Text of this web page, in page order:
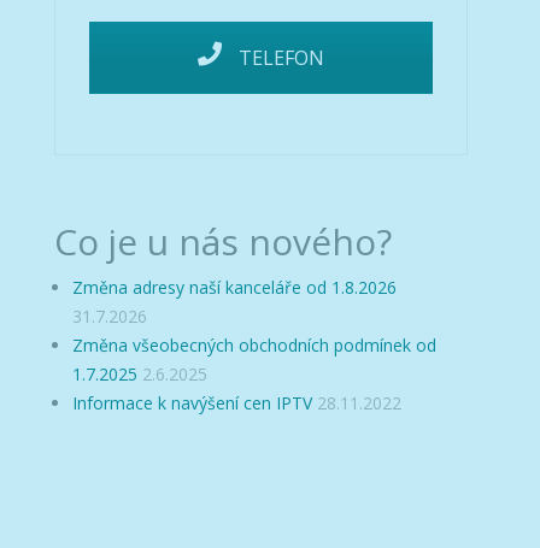
TELEFON
Co je u nás nového?
Změna adresy naší kanceláře od 1.8.2026
31.7.2026
Změna všeobecných obchodních podmínek od
1.7.2025 2.6.2025
Informace k navýšení cen IPTV 28.11.2022